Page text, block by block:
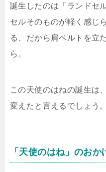
誕生したのは「ランドセ
セルそのものが軽く感じ
る、だから肩ベルトを立
ら。
この天使のはねの誕生は
変えたと言えるでしょう。
「天使のはね」のお